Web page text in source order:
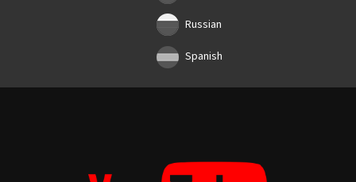
Russian
Spanish